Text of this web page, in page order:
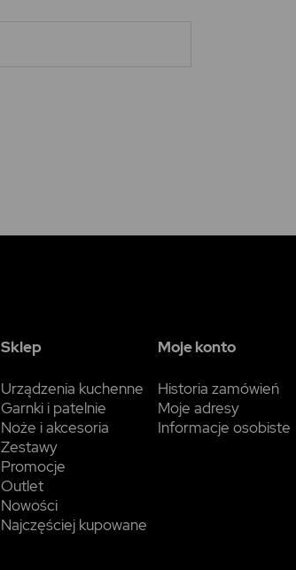
Sklep
Urządzenia kuchenne
Garnki i patelnie
Noże i akcesoria
Zestawy
Promocje
Outlet
Nowości
Najczęściej kupowane
Moje konto
Historia zamówień
Moje adresy
Informacje osobiste